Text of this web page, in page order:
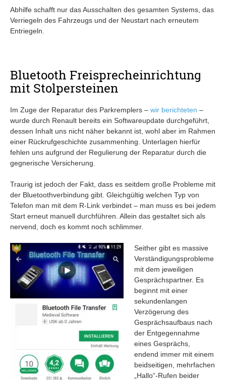
Abhilfe schafft nur das Ausschalten des gesamten Systems, das
Verriegeln des Fahrzeugs und der Neustart nach erneutem
Entriegeln.
Bluetooth Freisprecheinrichtung
mit Stolpersteinen
Im Zuge der Reparatur des Parkremplers – wir berichteten –
wurde durch Renault bereits ein Softwareupdate durchgeführt,
dessen Inhalt uns nicht näher bekannt ist, wohl aber im Rahmen
einer Rückrufgeschichte zusammenhing. Unterlagen hierfür
fehlen uns aufgrund der Regulierung der Reparatur durch die
gegnerische Versicherung.
Traurig ist jedoch der Fakt, dass es seitdem große Probleme mit
der Bluetoothverbindung gibt. Gleichgültig welchen Typ von
Telefon man mit dem R-Link verbindet – man muss es bei jedem
Start erneut manuell durchführen. Allein das gestaltet sich als
nervend, doch es kommt noch schlimmer.
Seither gibt es massive
Verständigungsprobleme
mit dem jeweiligen
Gesprächspartner. Es
beginnt mit einer
sekundenlangen
Verzögerung des
Gesprächsaufbaus nach
der Entgegennahme
eines Gesprächs,
endend immer mit einem
beidseitigen, mehrfachen
„Hallo“-Rufen beider